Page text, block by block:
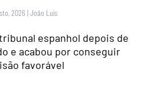
2026 |João Luís
espanhol depois de
e acabou por conseguir
favorável